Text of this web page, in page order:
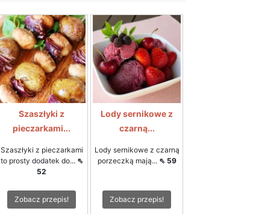
Szaszłyki z
pieczarkami...
Szaszłyki z pieczarkami
to prosty dodatek do... ⇖
52
Zobacz przepis!
Lody sernikowe z
czarną...
Lody sernikowe z czarną
porzeczką mają... ⇖ 59
Zobacz przepis!